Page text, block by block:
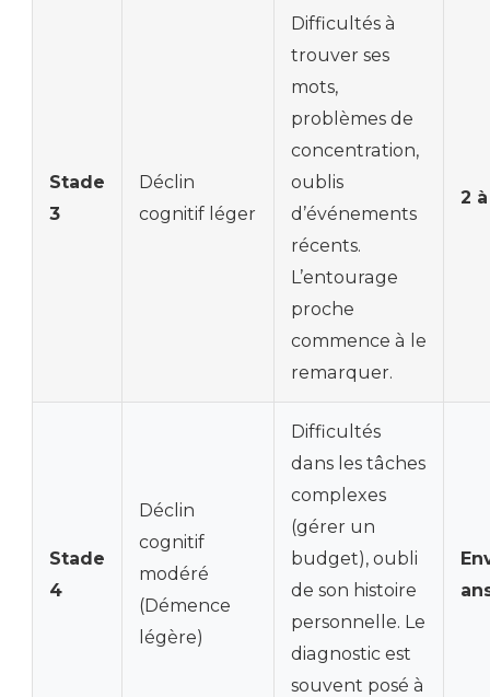
Stade
3
Déclin
cognitif léger
Difficultés à
trouver ses
mots,
problèmes de
concentration,
oublis
d’événements
récents.
L’entourage
proche
commence à le
remarquer.
2
Stade
4
Déclin
cognitif
modéré
(Démence
légère)
Difficultés
dans les tâches
complexes
(gérer un
budget), oubli
de son histoire
personnelle. Le
diagnostic est
souvent posé à